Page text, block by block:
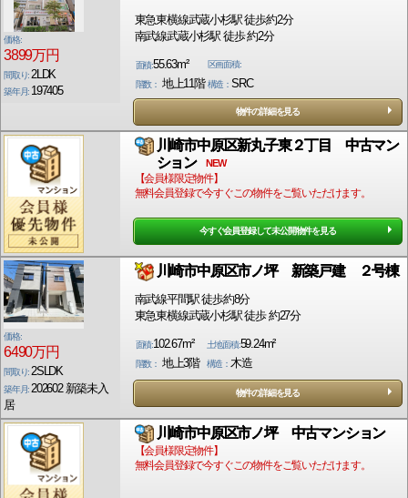
価格:
3899万円
間取り: 2LDK
築年月: 197405
東急東横線武蔵小杉駅 徒歩約2分
南武線武蔵小杉駅 徒歩 約2分
面積:55.63m²
区画面積:
階数： 地上11階 構造：SRC
物件の詳細を見る
川崎市中原区新丸子東２丁目 中古マン
ション
NEW
【会員様限定物件】
無料会員登録で今すぐこの物件をご覧いただけます。
今すぐ会員登録して未公開物件を見る
価格:
6490万円
間取り:2SLDK
築年月:202602 新築未入
居
川崎市中原区市ノ坪 新築戸建 ２号棟
南武線平間駅 徒歩約8分
東急東横線武蔵小杉駅 徒歩 約27分
面積:102.67m² 土地面積:59.24m²
階数： 地上3階 構造：木造
物件の詳細を見る
川崎市中原区市ノ坪 中古マンション
【会員様限定物件】
無料会員登録で今すぐこの物件をご覧いただけます。